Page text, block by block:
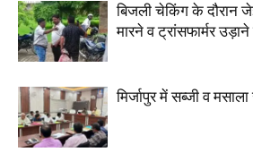
बिजली चेकिंग के दौरान
मारने व ट्रांसफार्मर
मिर्जापुर में सब्जी व